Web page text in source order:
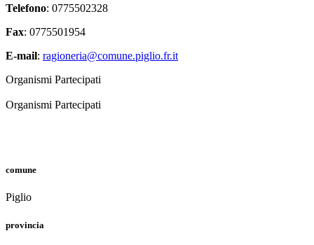
Telefono: 0775502328
Fax: 0775501954
E-mail: ragioneria@comune.piglio.fr.it
Organismi Partecipati
Organismi Partecipati
comune
Piglio
provincia